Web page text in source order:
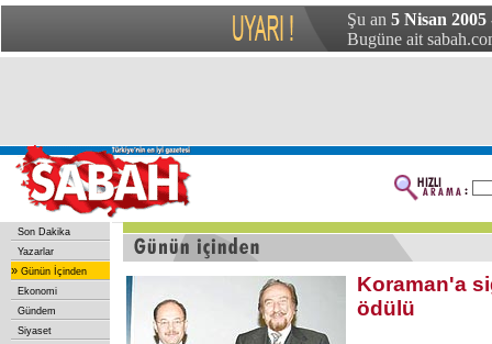
Şu an 5 Nisan 2005
Bugüne ait
Son Dakika
Yazarlar
» Günün İçinden
Ekonomi
Gündem
Siyaset
Koraman'a
ödülü